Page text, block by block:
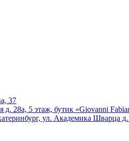
37
28а, 5 этаж, бутик «Giovanni
ул. Академика Шварца